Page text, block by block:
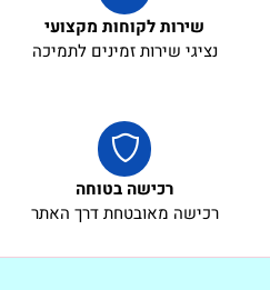
שירות לקוחות מקצועי
נציגי שירות זמינים לתמיכה
רכישה בטוחה
רכישה מאובטחת דרך האתר